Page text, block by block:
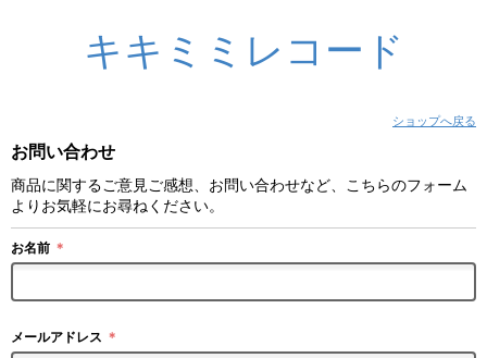
キキミミレコード
ショップへ戻る
お問い合わせ
商品に関するご意見ご感想、お問い合わせなど、こちらのフォーム
よりお気軽にお尋ねください。
お名前 ＊
メールアドレス ＊